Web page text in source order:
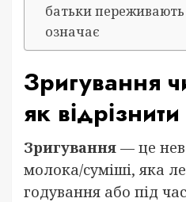
батьки
означає
Зригування
як
Зригування — це
молока/суміші, яка
годування або під